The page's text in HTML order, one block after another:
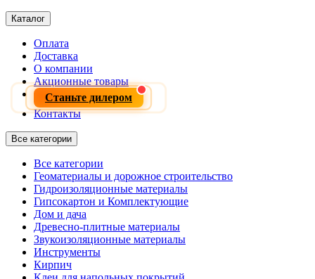
Каталог
Оплата
Доставка
О компании
Акционные товары
Станьте дилером
Контакты
Все категории
Все категории
Геоматериалы и дорожное строительство
Гидроизоляционные материалы
Гипсокартон и Комплектующие
Дом и дача
Древесно-плитные материалы
Звукоизоляционные материалы
Инструменты
Кирпич